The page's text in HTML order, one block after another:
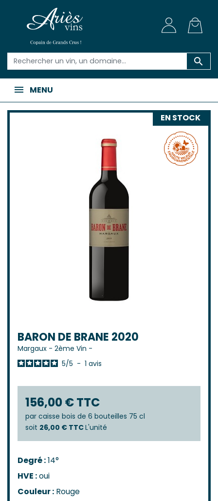

MENU
EN STOCK
BARON DE BRANE 2020
Margaux - 2ème Vin -
5/5 - 1 avis
156,00 € TTC
par caisse bois de 6 bouteilles 75 cl
soit 26,00 € TTCL'unité
Degré :14°
HVE :oui
Couleur : Rouge